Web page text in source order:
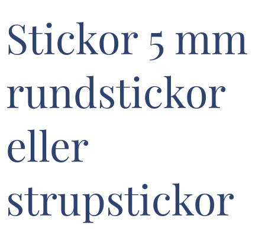
Stickor 5 mm
rundstickor
eller
strupstickor